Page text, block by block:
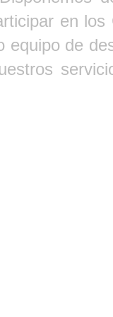
en
equipo de